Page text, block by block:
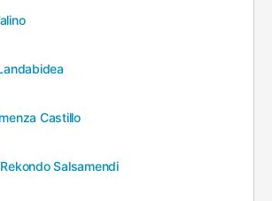
Castillo
Salsamendi